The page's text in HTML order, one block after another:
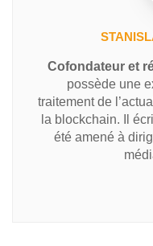
Cofondateur et
possède une
traitement de
la blockchain. Il
été amené à